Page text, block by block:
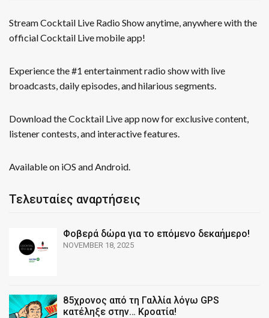
Stream Cocktail Live Radio Show anytime, anywhere with the
official Cocktail Live mobile app!
Experience the #1 entertainment radio show with live
broadcasts, daily episodes, and hilarious segments.
Download the Cocktail Live app now for exclusive content,
listener contests, and interactive features.
Available on iOS and Android.
Τελευταίες αναρτήσεις
Φοβερά δώρα για το επόμενο δεκαήμερο!
NOVEMBER 18, 2025
85χρονος από τη Γαλλία λόγω GPS
κατέληξε στην… Κροατία!